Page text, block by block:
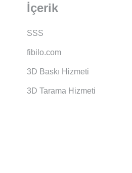
İçerik
SSS
fibilo.com
3D Baskı Hizmeti
3D Tarama Hizmeti